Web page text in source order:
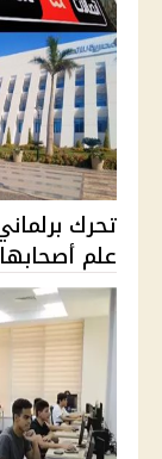
تحرك
علم